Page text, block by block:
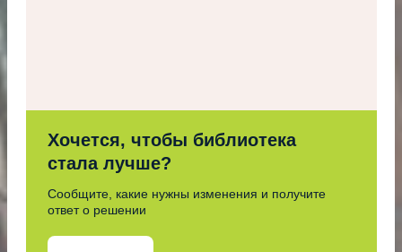
Хочется, чтобы библиотека
стала лучше?
Сообщите, какие нужны изменения и получите
ответ о решении